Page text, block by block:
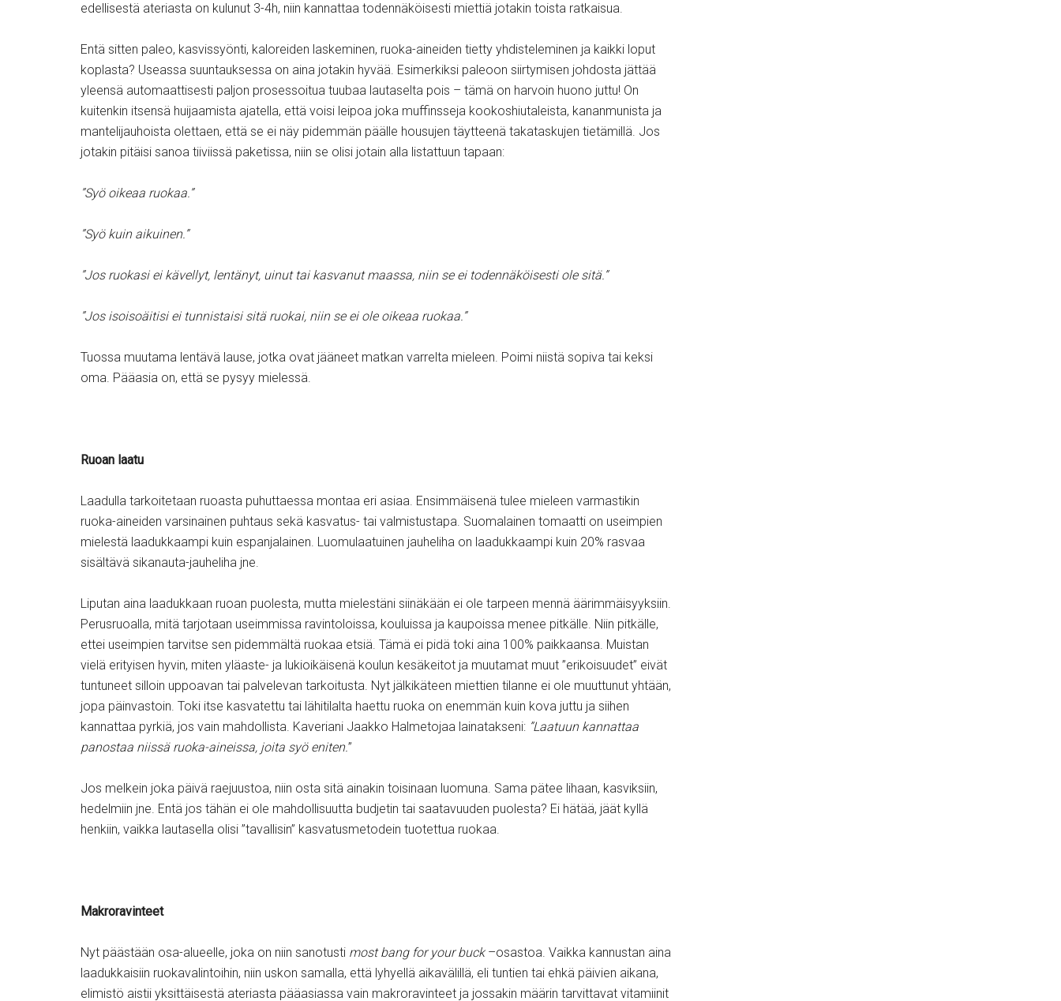
edellisestä ateriasta on kulunut 3-4h, niin kannattaa todennäköisesti miettiä jotakin toista ratkaisua.
Entä sitten paleo, kasvissyönti, kaloreiden laskeminen, ruoka-aineiden tietty yhdisteleminen ja kaikki loput
koplasta? Useassa suuntauksessa on aina jotakin hyvää. Esimerkiksi paleoon siirtymisen johdosta jättää
yleensä automaattisesti paljon prosessoitua tuubaa lautaselta pois – tämä on harvoin huono juttu! On
kuitenkin itsensä huijaamista ajatella, että voisi leipoa joka muffinsseja kookoshiutaleista, kananmunista ja
mantelijauhoista olettaen, että se ei näy pidemmän päälle housujen täytteenä takataskujen tietämillä. Jos
jotakin pitäisi sanoa tiiviissä paketissa, niin se olisi jotain alla listattuun tapaan:
”Syö oikeaa ruokaa.”
”Syö kuin aikuinen.”
”Jos ruokasi ei kävellyt, lentänyt, uinut tai kasvanut maassa, niin se ei todennäköisesti ole sitä.”
”Jos isoisoäitisi ei tunnistaisi sitä ruokai, niin se ei ole oikeaa ruokaa.”
Tuossa muutama lentävä lause, jotka ovat jääneet matkan varrelta mieleen. Poimi niistä sopiva tai keksi
oma. Pääasia on, että se pysyy mielessä.
Ruoan laatu
Laadulla tarkoitetaan ruoasta puhuttaessa montaa eri asiaa. Ensimmäisenä tulee mieleen varmastikin
ruoka-aineiden varsinainen puhtaus sekä kasvatus- tai valmistustapa. Suomalainen tomaatti on useimpien
mielestä laadukkaampi kuin espanjalainen. Luomulaatuinen jauheliha on laadukkaampi kuin 20% rasvaa
sisältävä sikanauta-jauheliha jne.
Liputan aina laadukkaan ruoan puolesta, mutta mielestäni siinäkään ei ole tarpeen mennä äärimmäisyyksiin.
Perusruoalla, mitä tarjotaan useimmissa ravintoloissa, kouluissa ja kaupoissa menee pitkälle. Niin pitkälle,
ettei useimpien tarvitse sen pidemmältä ruokaa etsiä. Tämä ei pidä toki aina 100% paikkaansa. Muistan
vielä erityisen hyvin, miten yläaste- ja lukioikäisenä koulun kesäkeitot ja muutamat muut ”erikoisuudet” eivät
tuntuneet silloin uppoavan tai palvelevan tarkoitusta. Nyt jälkikäteen miettien tilanne ei ole muuttunut yhtään,
jopa päinvastoin. Toki itse kasvatettu tai lähitilalta haettu ruoka on enemmän kuin kova juttu ja siihen
kannattaa pyrkiä, jos vain mahdollista. Kaveriani Jaakko Halmetojaa lainatakseni: ”Laatuun kannattaa
panostaa niissä ruoka-aineissa, joita syö eniten.”
Jos melkein joka päivä raejuustoa, niin osta sitä ainakin toisinaan luomuna. Sama pätee lihaan, kasviksiin,
hedelmiin jne. Entä jos tähän ei ole mahdollisuutta budjetin tai saatavuuden puolesta? Ei hätää, jäät kyllä
henkiin, vaikka lautasella olisi ”tavallisin” kasvatusmetodein tuotettua ruokaa.
Makroravinteet
Nyt päästään osa-alueelle, joka on niin sanotusti most bang for your buck–osastoa. Vaikka kannustan aina
laadukkaisiin ruokavalintoihin, niin uskon samalla, että lyhyellä aikavälillä, eli tuntien tai ehkä päivien aikana,
elimistö aistii yksittäisestä ateriasta pääasiassa vain makroravinteet ja jossakin määrin tarvittavat vitamiinit